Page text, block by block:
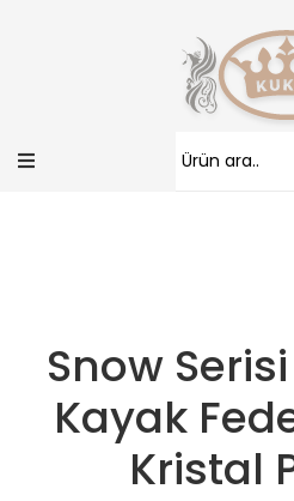
Snow
Kayak
Kristal